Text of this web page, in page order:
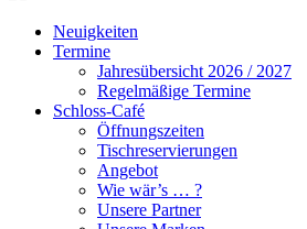
Neuigkeiten
Termine
Jahresübersicht 2026 / 2027
Regelmäßige Termine
Schloss-Café
Öffnungszeiten
Tischreservierungen
Angebot
Wie wär’s … ?
Unsere Partner